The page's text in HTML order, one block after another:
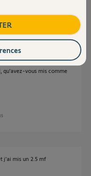
qu'avez-vous mis comme
j'ai mis un 2.5 mf